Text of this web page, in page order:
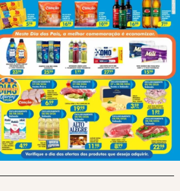
(43) 991545950
Todos os direitos reservados